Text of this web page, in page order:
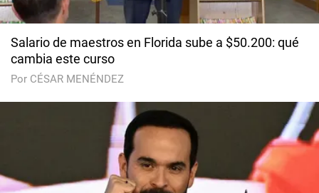
Salario de maestros en Florida sube a $50.200: qué
cambia este curso
Por CÉSAR MENÉNDEZ